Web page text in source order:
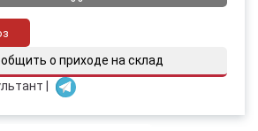
о приходе на склад
|